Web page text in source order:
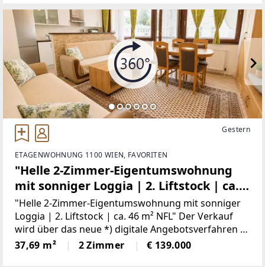
Gestern
ETAGENWOHNUNG 1100 WIEN, FAVORITEN
"Helle 2-Zimmer-Eigentumswohnung
mit sonniger Loggia | 2. Liftstock | ca.
46 m² NFL"
"Helle 2-Zimmer-Eigentumswohnung mit sonniger
Loggia | 2. Liftstock | ca. 46 m² NFL" Der Verkauf
wird über das neue *) digitale Angebotsverfahren /
DAVE abgewickelt.DAVE - Digitales
Angebotsverfahren! Die fairste Form
37,69 m² 2 Zimmer € 139.000